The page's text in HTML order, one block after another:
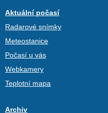
Aktuální počasí
Radarové snímky
Meteostanice
Počasí u vás
Webkamery
Teplotní mapa
Archiv